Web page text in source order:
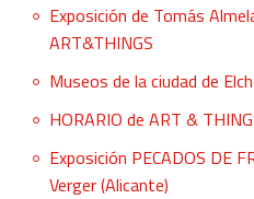
Exposición de Tomás
ART&THINGS
Museos de la ciudad de
HORARIO de ART &
Exposición PECADOS DE
Verger (Alicante)